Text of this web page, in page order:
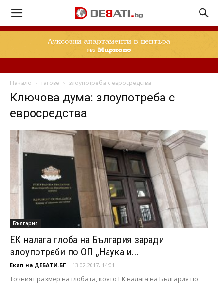
Начало тагове злоупотреба с евросредства
Ключова дума: злоупотреба с
евросредства
България
ЕК налага глоба на България заради
злоупотреби по ОП „Наука и...
Екип на ДЕБАТИ.БГ - 13.02.2017, 14:01
Точният размер на глобата, която ЕК налага на България по